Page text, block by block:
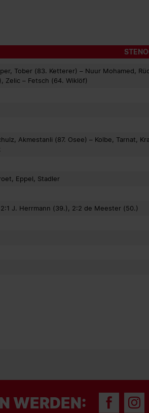
Tober (83. Ketterer) – Nuur Mohamed,
Zelic – Fetsch (64. Wiklöf)
Akmestanli (87. Osee) – Kolbe, Tarnat,
Eppel, Stadler
J. Herrmann (39.), 2:2 de Meester (50.)
WERDEN: